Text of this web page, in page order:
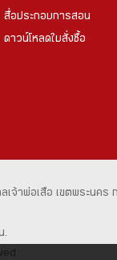
สื่อประกอบการสอน
ดาวน์โหลดใบสั่งซื้อ
เจ้าพ่อเสือ เขตพระนคร
.